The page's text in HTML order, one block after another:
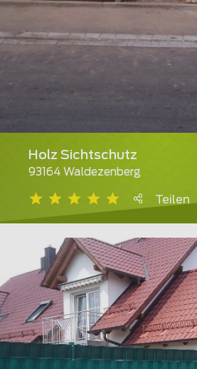
Holz Sichtschutz
93164 Waldezenberg
Teilen